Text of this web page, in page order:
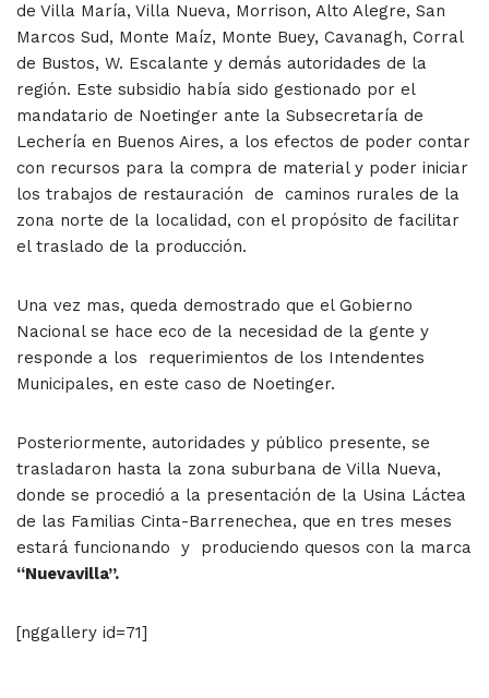
de Villa María, Villa Nueva, Morrison, Alto Alegre, San
Marcos Sud, Monte Maíz, Monte Buey, Cavanagh, Corral
de Bustos, W. Escalante y demás autoridades de la
región. Este subsidio había sido gestionado por el
mandatario de Noetinger ante la Subsecretaría de
Lechería en Buenos Aires, a los efectos de poder contar
con recursos para la compra de material y poder iniciar
los trabajos de restauración de caminos rurales de la
zona norte de la localidad, con el propósito de facilitar
el traslado de la producción.
Una vez mas, queda demostrado que el Gobierno
Nacional se hace eco de la necesidad de la gente y
responde a los requerimientos de los Intendentes
Municipales, en este caso de Noetinger.
Posteriormente, autoridades y público presente, se
trasladaron hasta la zona suburbana de Villa Nueva,
donde se procedió a la presentación de la Usina Láctea
de las Familias Cinta-Barrenechea, que en tres meses
estará funcionando y produciendo quesos con la marca
“Nuevavilla”.
[nggallery id=71]